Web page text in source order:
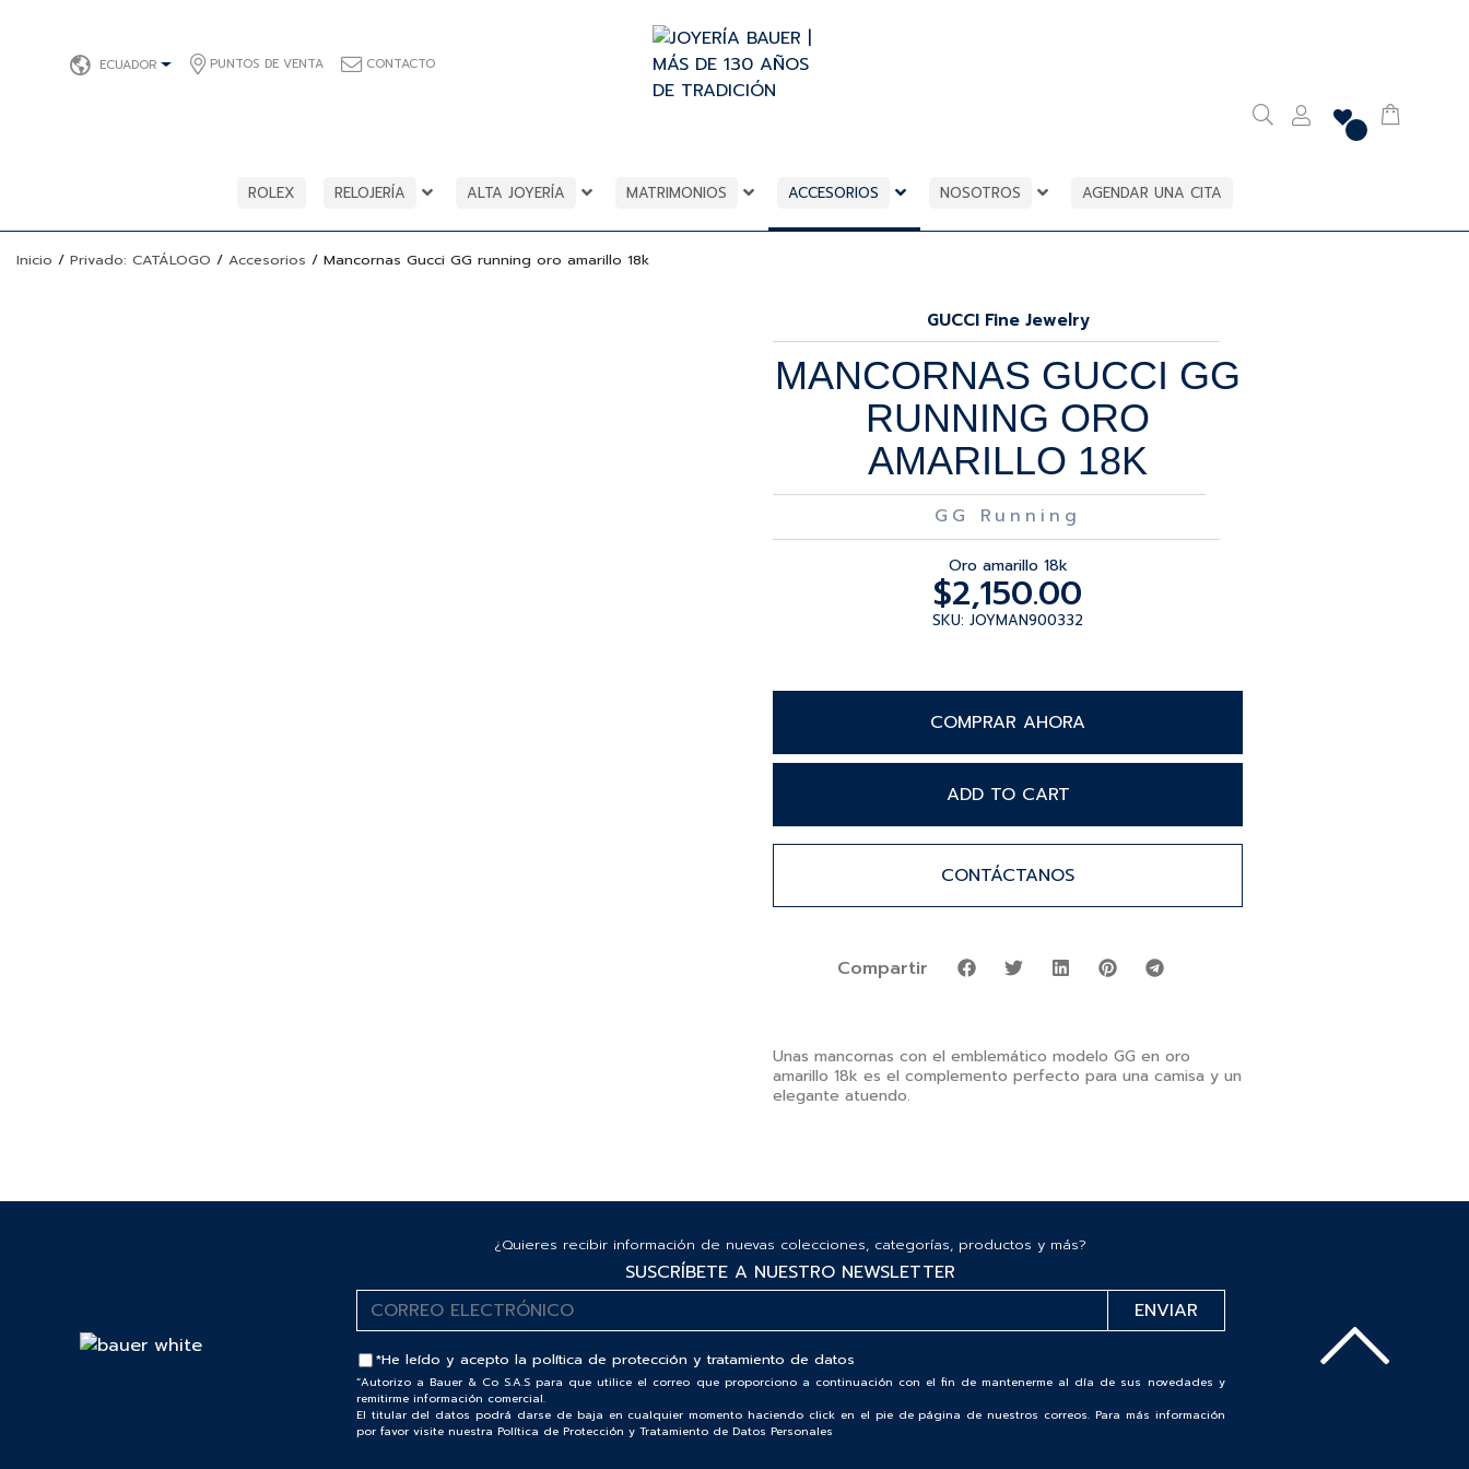
ECUADOR PUNTOS DE VENTA CONTACTO
ROLEX RELOJERÍA ALTA JOYERÍA MATRIMONIOS ACCESORIOS NOSOTROS AGENDAR UNA CITA
Inicio / Privado: CATÁLOGO / Accesorios / Mancornas Gucci GG running oro amarillo 18k
GUCCI Fine Jewelry
MANCORNAS GUCCI GG
RUNNING ORO
AMARILLO 18K
GG Running
Oro amarillo 18k
$2,150.00
SKU: JOYMAN900332
COMPRAR AHORA
ADD TO CART
CONTÁCTANOS
Compartir
Unas mancornas con el emblemático modelo GG en oro
amarillo 18k es el complemento perfecto para una camisa y un
elegante atuendo.
¿Quieres recibir información de nuevas colecciones, categorías, productos y más?
SUSCRÍBETE A NUESTRO NEWSLETTER
*He leído y acepto lapolítica de protección y tratamiento de datos
“Autorizo a Bauer & Co S.A.S para que utilice el correo que proporciono a continuación con el fin de mantenerme al día de sus novedades y
remitirme información comercial.
El titular del datos podrá darse de baja en cualquier momento haciendo click en el pie de página de nuestros correos. Para más información
por favor visite nuestra Política de Protección y Tratamiento de Datos Personales